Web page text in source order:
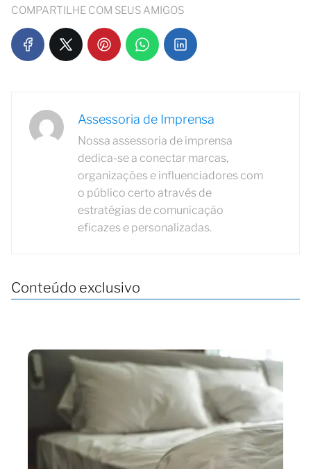
COMPARTILHE COM SEUS AMIGOS
Assessoria de Imprensa
Nossa assessoria de imprensa
dedica-se a conectar marcas,
organizações e influenciadores com
o público certo através de
estratégias de comunicação
eficazes e personalizadas.
Conteúdo exclusivo